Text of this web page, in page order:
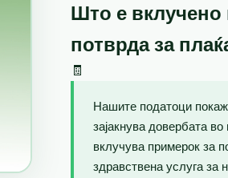
Што е вклучено
потврда за
🧾
Нашите податоци
зајакнува довербата
вклучува примерок за
здравствена услуга за